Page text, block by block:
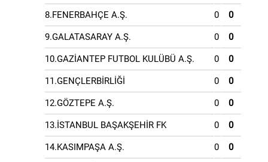
8.FENERBAHÇE A.Ş. 0 0
9.GALATASARAY A.Ş. 0 0
10.GAZİANTEP FUTBOL KULÜBÜ A.Ş. 0 0
11.GENÇLERBİRLİĞİ 0 0
12.GÖZTEPE A.Ş. 0 0
13.İSTANBUL BAŞAKŞEHİR FK 0 0
14.KASIMPAŞA A.Ş. 0 0